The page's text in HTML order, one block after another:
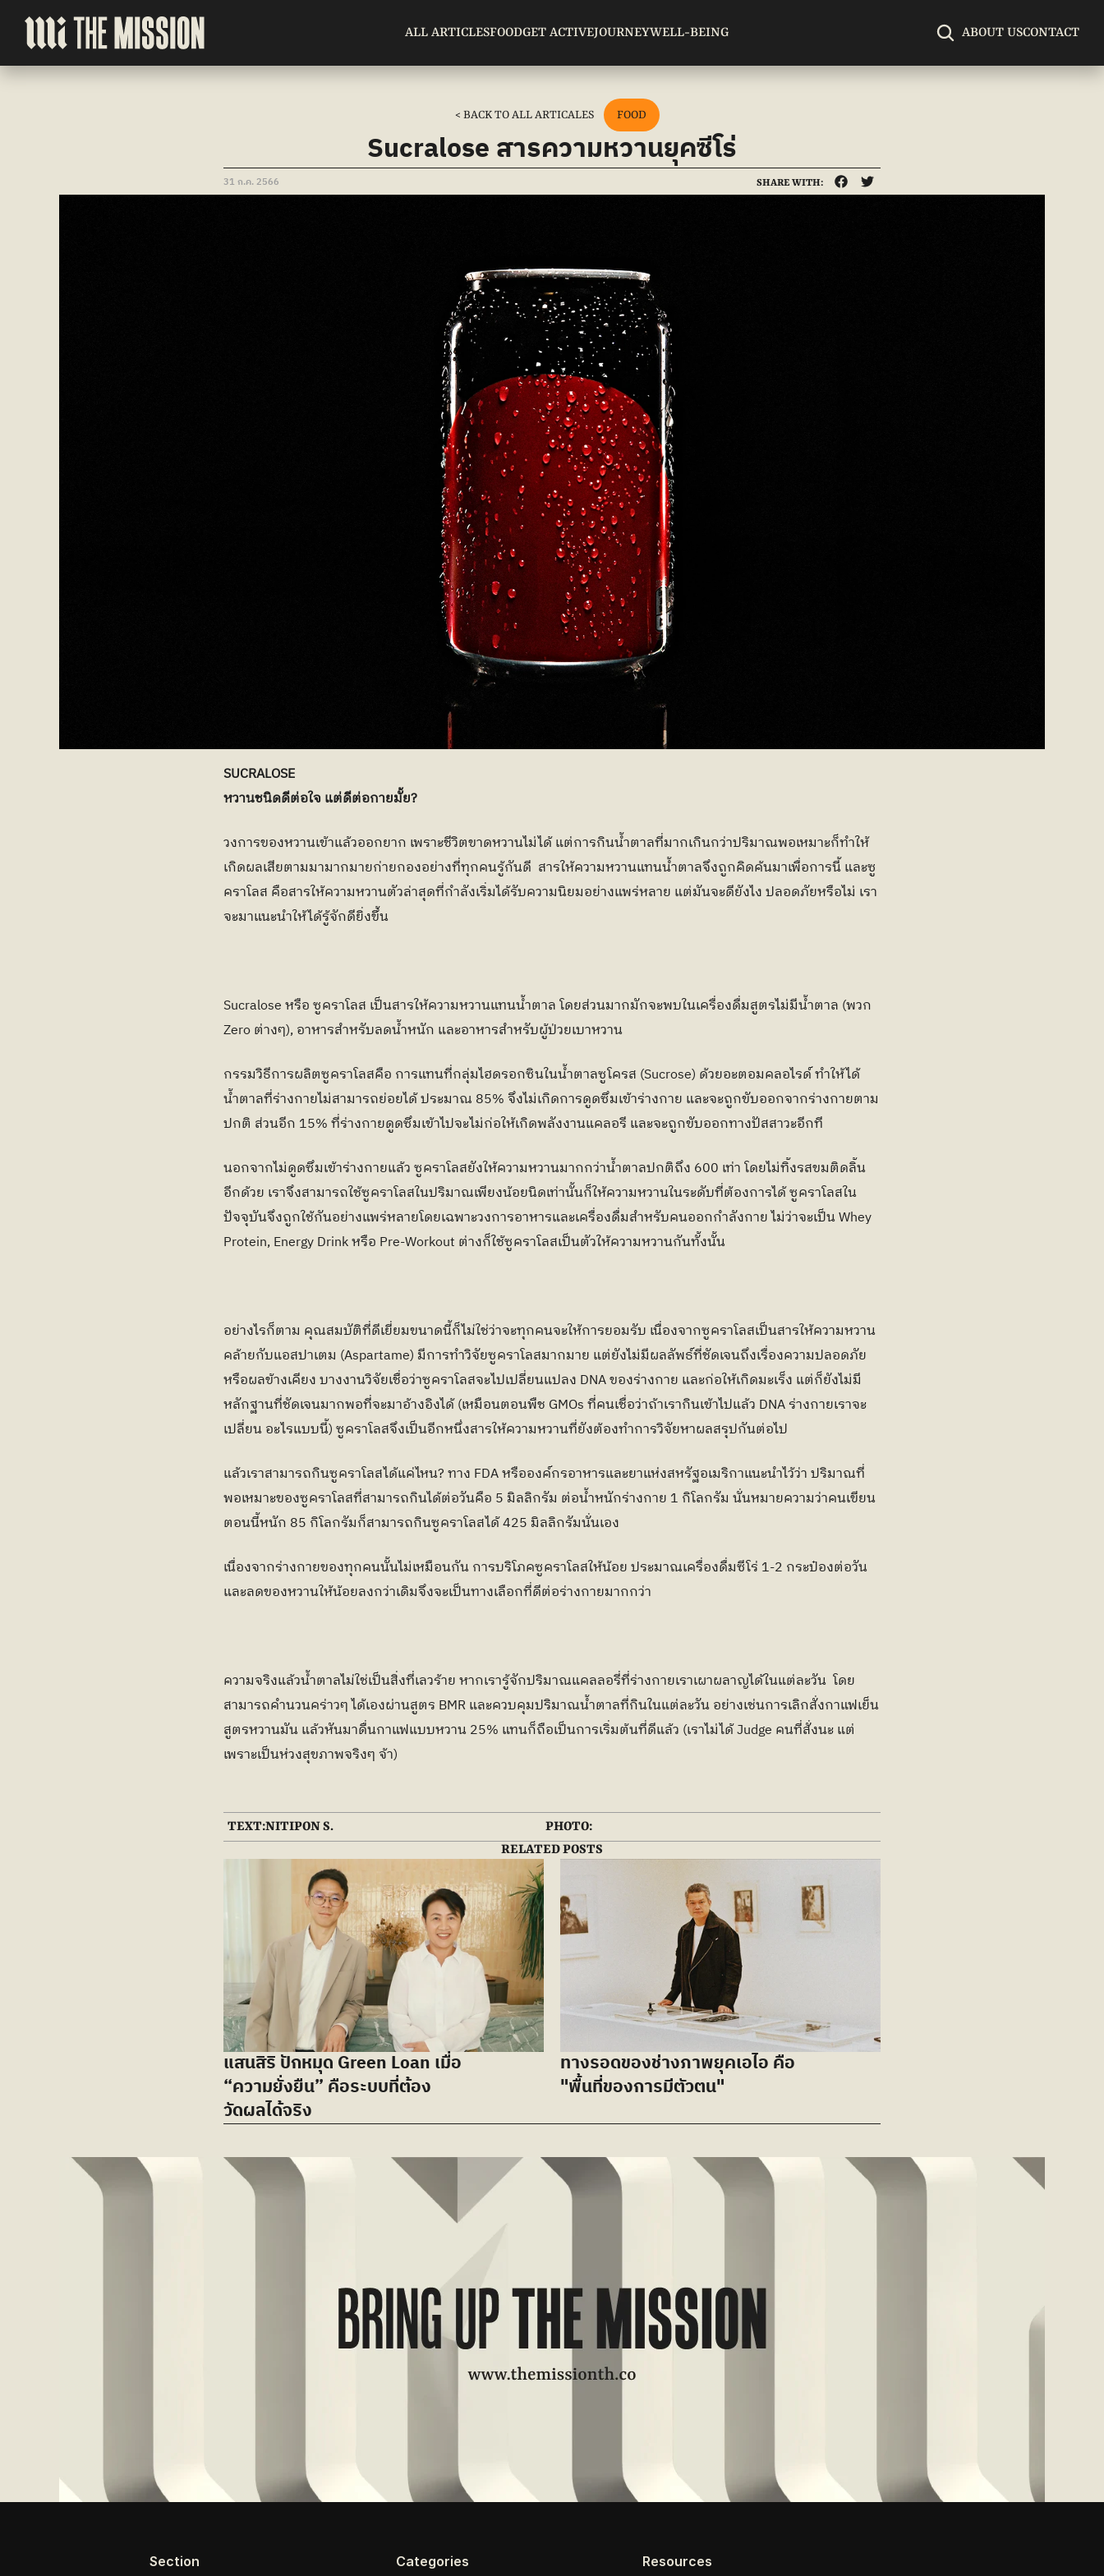
ALL ARTICLESFOODGET ACTIVEJOURNEYWELL-BEING ABOUT USCONTACT
< BACK TO ALL ARTICALES FOOD
Sucralose สารความหวานยุคซีโร่
31 ก.ค. 2566 SHARE WITH:
SUCRALOSE
หวานชนิดดีต่อใจ แต่ดีต่อกายมั้ย?
วงการของหวานเข้าแล้วออกยาก เพราะชีวิตขาดหวานไม่ได้ แต่การกินน้ำตาลที่มากเกินกว่าปริมาณพอเหมาะก็ทำให้
เกิดผลเสียตามมามากมายก่ายกองอย่างที่ทุกคนรู้กันดี  สารให้ความหวานแทนน้ำตาลจึงถูกคิดค้นมาเพื่อการนี้ และซู
คราโลส คือสารให้ความหวานตัวล่าสุดที่กำลังเริ่มได้รับความนิยมอย่างแพร่หลาย แต่มันจะดียังไง ปลอดภัยหรือไม่ เรา
จะมาแนะนำให้ได้รู้จักดียิ่งขึ้น
Sucralose หรือ ซูคราโลส เป็นสารให้ความหวานแทนน้ำตาล โดยส่วนมากมักจะพบในเครื่องดื่มสูตรไม่มีน้ำตาล (พวก
Zero ต่างๆ), อาหารสำหรับลดน้ำหนัก และอาหารสำหรับผู้ป่วยเบาหวาน
กรรมวิธีการผลิตซูคราโลสคือ การแทนที่กลุ่มไฮดรอกซินในน้ำตาลซูโครส (Sucrose) ด้วยอะตอมคลอไรด์ ทำให้ได้
น้ำตาลที่ร่างกายไม่สามารถย่อยได้ ประมาณ 85% จึงไม่เกิดการดูดซึมเข้าร่างกาย และจะถูกขับออกจากร่างกายตาม
ปกติ ส่วนอีก 15% ที่ร่างกายดูดซึมเข้าไปจะไม่ก่อให้เกิดพลังงานแคลอรี และจะถูกขับออกทางปัสสาวะอีกที
นอกจากไม่ดูดซึมเข้าร่างกายแล้ว ซูคราโลสยังให้ความหวานมากกว่าน้ำตาลปกติถึง 600 เท่า โดยไม่ทิ้งรสขมติดลิ้น
อีกด้วย เราจึงสามารถใช้ซูคราโลสในปริมาณเพียงน้อยนิดเท่านั้นก็ให้ความหวานในระดับที่ต้องการได้ ซูคราโลสใน
ปัจจุบันจึงถูกใช้กันอย่างแพร่หลายโดยเฉพาะวงการอาหารและเครื่องดื่มสำหรับคนออกกำลังกาย ไม่ว่าจะเป็น Whey
Protein, Energy Drink หรือ Pre-Workout ต่างก็ใช้ซูคราโลสเป็นตัวให้ความหวานกันทั้งนั้น
อย่างไรก็ตาม คุณสมบัติที่ดีเยี่ยมขนาดนี้ก็ไม่ใช่ว่าจะทุกคนจะให้การยอมรับ เนื่องจากซูคราโลสเป็นสารให้ความหวาน
คล้ายกับแอสปาเตม (Aspartame) มีการทำวิจัยซูคราโลสมากมาย แต่ยังไม่มีผลลัพธ์ที่ชัดเจนถึงเรื่องความปลอดภัย
หรือผลข้างเคียง บางงานวิจัยเชื่อว่าซูคราโลสจะไปเปลี่ยนแปลง DNA ของร่างกาย และก่อให้เกิดมะเร็ง แต่ก็ยังไม่มี
หลักฐานที่ชัดเจนมากพอที่จะมาอ้างอิงได้ (เหมือนตอนพืช GMOs ที่คนเชื่อว่าถ้าเรากินเข้าไปแล้ว DNA ร่างกายเราจะ
เปลี่ยน อะไรแบบนี้) ซูคราโลสจึงเป็นอีกหนึ่งสารให้ความหวานที่ยังต้องทำการวิจัยหาผลสรุปกันต่อไป
แล้วเราสามารถกินซูคราโลสได้แค่ไหน? ทาง FDA หรือองค์กรอาหารและยาแห่งสหรัฐอเมริกาแนะนำไว้ว่า ปริมาณที่
พอเหมาะของซูคราโลสที่สามารถกินได้ต่อวันคือ 5 มิลลิกรัม ต่อน้ำหนักร่างกาย 1 กิโลกรัม นั่นหมายความว่าคนเขียน
ตอนนี้หนัก 85 กิโลกรัมก็สามารถกินซูคราโลสได้ 425 มิลลิกรัมนั่นเอง
เนื่องจากร่างกายของทุกคนนั้นไม่เหมือนกัน การบริโภคซูคราโลสให้น้อย ประมาณเครื่องดื่มซีโร่ 1-2 กระป๋องต่อวัน
และลดของหวานให้น้อยลงกว่าเดิมจึงจะเป็นทางเลือกที่ดีต่อร่างกายมากกว่า
ความจริงแล้วน้ำตาลไม่ใช่เป็นสิ่งที่เลวร้าย หากเรารู้จักปริมาณแคลลอรี่ที่ร่างกายเราเผาผลาญได้ในแต่ละวัน  โดย
สามารถคำนวนคร่าวๆ ได้เองผ่านสูตร BMR และควบคุมปริมาณน้ำตาลที่กินในแต่ละวัน อย่างเช่นการเลิกสั่งกาแฟเย็น
สูตรหวานมัน แล้วหันมาดื่นกาแฟแบบหวาน 25% แทนก็ถือเป็นการเริ่มต้นที่ดีแล้ว (เราไม่ได้ Judge คนที่สั่งนะ แต่
เพราะเป็นห่วงสุขภาพจริงๆ จ้า)
TEXT:NITIPON S.
PHOTO:
RELATED POSTS
แสนสิริ ปักหมุด Green Loan เมื่อ
“ความยั่งยืน” คือระบบที่ต้อง
วัดผลได้จริง
ทางรอดของช่างภาพยุคเอไอ คือ
"พื้นที่ของการมีตัวตน"
Section
Categories
Resources